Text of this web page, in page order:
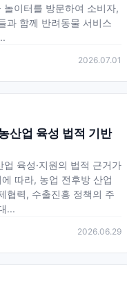
이터를 방문하여 소비자,
과 함께 반려동물 서비스
2026.07.01
산업 육성 법적 기반
육성·지원의 법적 근거가
따라, 농업 전후방 산업
협력, 수출진흥 정책의 주
...
2026.06.29